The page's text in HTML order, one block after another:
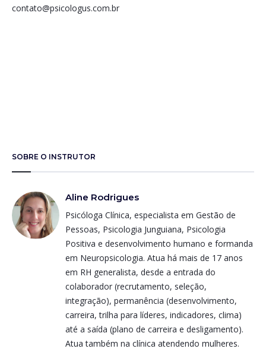
contato@psicologus.com.br
SOBRE O INSTRUTOR
Aline Rodrigues
Psicóloga Clínica, especialista em Gestão de
Pessoas, Psicologia Junguiana, Psicologia
Positiva e desenvolvimento humano e formanda
em Neuropsicologia. Atua há mais de 17 anos
em RH generalista, desde a entrada do
colaborador (recrutamento, seleção,
integração), permanência (desenvolvimento,
carreira, trilha para líderes, indicadores, clima)
até a saída (plano de carreira e desligamento).
Atua também na clínica atendendo mulheres.